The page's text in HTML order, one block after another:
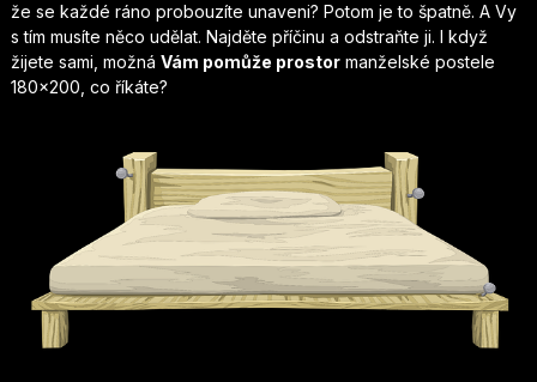
že se každé ráno probouzíte unaveni? Potom je to špatně. A Vy
s tím musíte něco udělat. Najděte příčinu a odstraňte ji. I když
žijete sami, možná Vám pomůže prostor manželské postele
180×200 , co říkáte?